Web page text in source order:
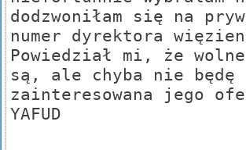
dodzwoniłam się na
numer dyrektora
Powiedział mi, że
są, ale chyba nie będę
zainteresowana jego
YAFUD